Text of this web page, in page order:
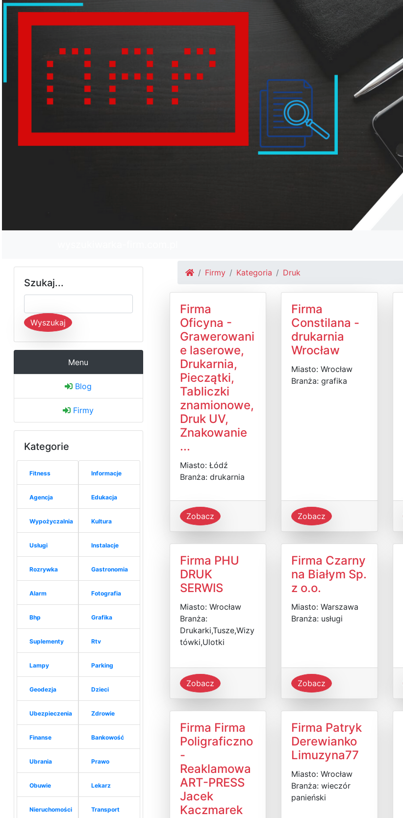
Szukaj...
Wyszukaj
Menu
Blog
Firmy
Kategorie
Fitness
Agencja
Wypożyczalnia
Usługi
Rozrywka
Alarm
Bhp
Suplementy
Lampy
Geodezja
Ubezpieczenia
Finanse
Ubrania
Obuwie
Nieruchomości
Informacje
Edukacja
Kultura
Instalacje
Gastronomia
Fotografia
Grafika
Rtv
Parking
Dzieci
Zdrowie
Bankowość
Prawo
Lekarz
Transport
Firmy Kategoria Druk
Firma
Oficyna -
Grawerowani
e laserowe,
Drukarnia,
Pieczątki,
Tabliczki
znamionowe,
Druk UV,
Znakowanie
...
Miasto: Łódź
Branża: drukarnia
Zobacz
Firma
Constilana -
drukarnia
Wrocław
Miasto: Wrocław
Branża: grafika
Zobacz
Firma PHU
DRUK
SERWIS
Miasto: Wrocław
Branża:
Drukarki,Tusze,Wizy
tówki,Ulotki
Zobacz
Firma Czarny
na Białym Sp.
z o.o.
Miasto: Warszawa
Branża: usługi
Zobacz
Firma Firma
Poligraficzno
-
Reaklamowa
ART-PRESS
Jacek
Kaczmarek
Firma Patryk
Derewianko
Limuzyna77
Miasto: Wrocław
Branża: wieczór
panieński